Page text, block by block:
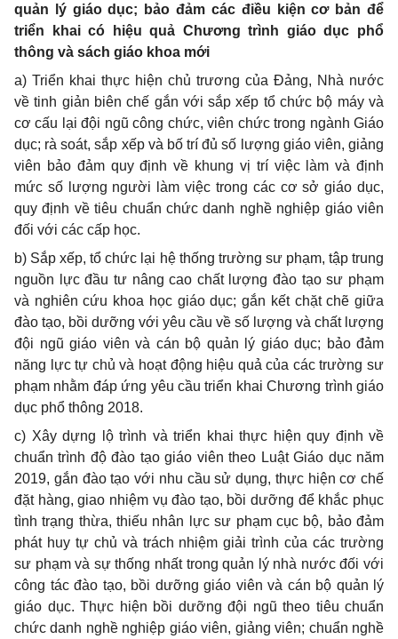
quản lý giáo dục; bảo đảm các điều kiệncơ bản để
triển khai có hiệu quả Chương trình giáo dục phổ
thông và sách giáo khoa mới
a) Triển khai thực hiện chủ trương của Đảng, Nhà nước
về tinh giản biên chế gắn với sắp xếp tổchức bộ máy và
cơ cấu lại đội ngũ công chức, viên chức trong ngành Giáo
dục; rà soát, sắp xếp và bố trí đủ số lượng giáo viên, giảng
viên bảo đảm quy định về khung vị trí việc làm và định
mức số lượng người làm việc trong các cơsở giáo dục,
quy định về tiêu chuẩn chức danh nghề nghiệp giáo viên
đối với các cấp học.
b) Sắp xếp, tổ chức lại hệ thống trường sư phạm, tập trung
nguồn lực đầu tư nâng cao chất lượng đào tạo sư phạm
và nghiên cứu khoa học giáo dục; gắn kết chặt chẽ giữa
đào tạo, bồi dưỡng với yêu cầu về số lượng và chất lượng
đội ngũ giáo viên và cán bộ quản lý giáo dục; bảo đảm
năng lực tự chủ và hoạt động hiệu quả của các trường sư
phạm nhằm đáp ứng yêu cầu triển khai Chương trình giáo
dục phổ thông 2018.
c) Xây dựng lộ trình và triển khai thực hiện quy định về
chuẩn trình độ đào tạo giáo viên theo Luật Giáo dục năm
2019, gắn đào tạo với nhu cầu sử dụng, thực hiện cơ chế
đặt hàng, giao nhiệm vụ đào tạo, bồi dưỡng để khắc phục
tình trạng thừa, thiếu nhân lực sư phạm cục bộ, bảo đảm
phát huy tự chủ và trách nhiệm giải trình của các trường
sư phạm và sự thống nhất trong quản lý nhà nước đối với
công tác đào tạo, bồi dưỡng giáo viên và cán bộ quản lý
giáo dục. Thực hiện bồi dưỡng đội ngũ theo tiêu chuẩn
chức danh nghề nghiệp giáo viên, giảng viên; chuẩn nghề